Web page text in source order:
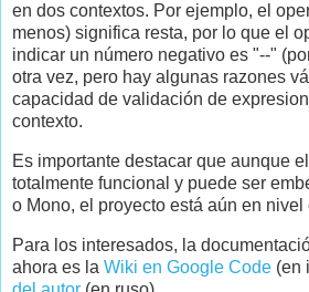
en dos contextos. Por ejemplo, el
menos) significa resta, por lo que el
indicar un número negativo es "--"
otra vez, pero hay algunas razones
capacidad de validación de
contexto.
Es importante destacar que aunque
totalmente funcional y puede ser
o Mono, el proyecto está aún en nivel
Para los interesados, la
ahora es la Wiki en Google Code (en